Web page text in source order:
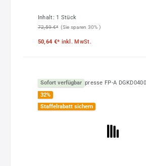
Inhalt: 1 Stück
72,59 €* (Sie sparen 30% )
50,64 €* inkl. MwSt.
Sofort verfügbar
32%
Staffelrabatt sichern